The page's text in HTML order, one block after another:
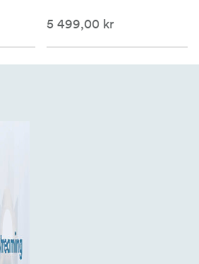
5 499,00 kr